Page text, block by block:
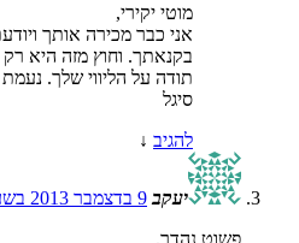
מוטי יקירי,
אני כבר מכירה אותך
בקנאתך. וחוץ מזה היא רק
תודה על הליווי שלך. נעמת
סיגל
להגיב ↓
יעקב 9 בדצמבר 2013 בשעה 18:51
פשוט נהדר.